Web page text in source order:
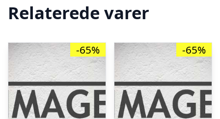
Relaterede varer
-65% -65%